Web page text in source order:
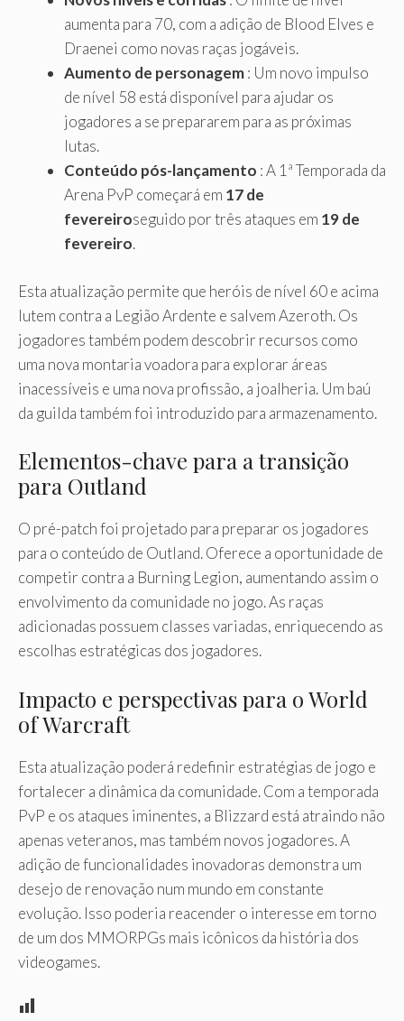
aumenta para 70, com a adição de Blood Elves e
Draenei como novas raças jogáveis.
Aumento de personagem: Um novo impulso
de nível 58 está disponível para ajudar os
jogadores a se prepararem para as próximas
lutas.
Conteúdo pós-lançamento : A 1ª Temporada da
Arena PvP começará em 17 de
fevereiroseguido por três ataques em 19 de
fevereiro.
Esta atualização permite que heróis de nível 60 e acima
lutem contra a Legião Ardente e salvem Azeroth. Os
jogadores também podem descobrir recursos como
uma nova montaria voadora para explorar áreas
inacessíveis e uma nova profissão, a joalheria. Um baú
da guilda também foi introduzido para armazenamento.
Elementos-chave para a transição
para Outland
O pré-patch foi projetado para preparar os jogadores
para o conteúdo de Outland. Oferece a oportunidade de
competir contra a Burning Legion, aumentando assim o
envolvimento da comunidade no jogo. As raças
adicionadas possuem classes variadas, enriquecendo as
escolhas estratégicas dos jogadores.
Impacto e perspectivas para o World
of Warcraft
Esta atualização poderá redefinir estratégias de jogo e
fortalecer a dinâmica da comunidade. Com a temporada
PvP e os ataques iminentes, a Blizzard está atraindo não
apenas veteranos, mas também novos jogadores. A
adição de funcionalidades inovadoras demonstra um
desejo de renovação num mundo em constante
evolução. Isso poderia reacender o interesse em torno
de um dos MMORPGs mais icônicos da história dos
videogames.